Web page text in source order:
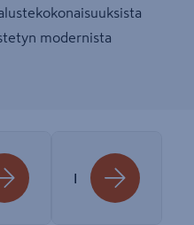
modernista
Pesualtaat